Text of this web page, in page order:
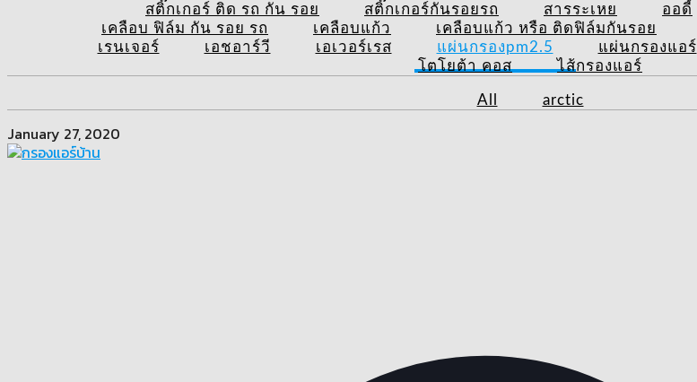
สติ๊กเกอร์ ติด รถ กัน รอย
สติ๊กเกอร์กันรอยรถ สารระเหย ออดี้
เคลือบ ฟิล์ม กัน รอย รถ
เคลือบแก้ว เคลือบแก้ว หรือ ติดฟิล์มกันรอย
เรนเจอร์
เอชอาร์วี เอเวอร์เรส แผ่นกรองpm2.5 แผ่นกรองแอร์
โตโยต้า คอส
ไส้กรองแอร์
All arctic
January 27, 2020